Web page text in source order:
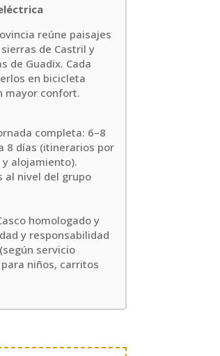
reúne paisajes
de Castril y
de Guadix. Cada
en bicicleta
mayor confort.
completa: 6–8
8 días (itinerarios por
alojamiento).
al nivel del grupo
homologado y
y responsabilidad
servicio
niños, carritos